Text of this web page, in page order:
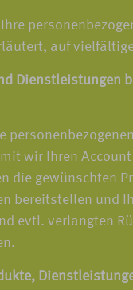
auf
Dienstleistungen
wir Ihren
die gewünschten
bereitstellen und
evtl. verlangten